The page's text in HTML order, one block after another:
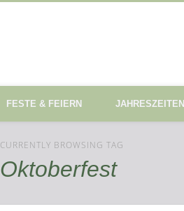
FESTE & FEIERN JAHRESZEITEN
CURRENTLY BROWSING TAG
Oktoberfest